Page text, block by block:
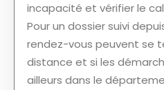
incapacité et vérifier le
Pour un dossier suivi
rendez-vous peuvent se
distance et si les
ailleurs dans le